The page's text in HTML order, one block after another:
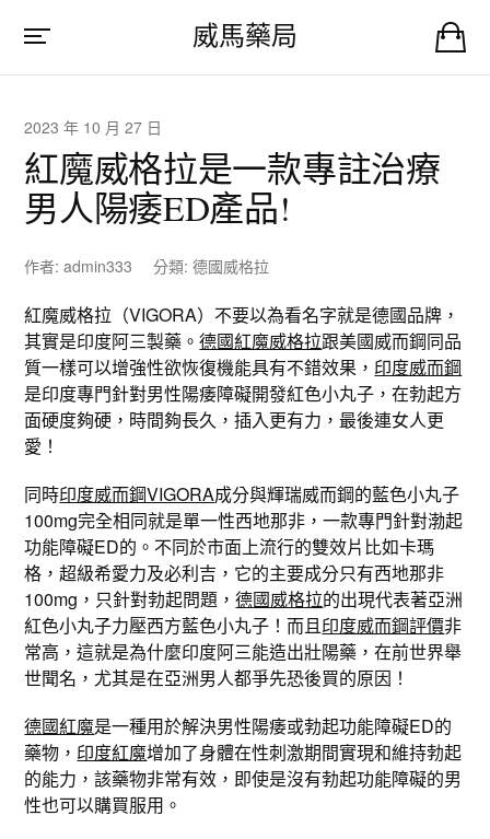
威馬藥局
2023 年 10 月 27 日
紅魔威格拉是一款專註治療
男人陽痿ED產品!
作者:admin333 分類: 德國威格拉
紅魔威格拉（VIGORA）不要以為看名字就是德國品牌，
其實是印度阿三製藥。德國紅魔威格拉跟美國威而鋼同品
質一樣可以增強性欲恢復機能具有不錯效果， 印度威而鋼
是印度專門針對男性陽痿障礙開發紅色小丸子，在勃起方
面硬度夠硬，時間夠長久，插入更有力，最後連女人更
愛！
同時印度威而鋼VIGORA成分與輝瑞威而鋼的藍色小丸子
100mg完全相同就是單一性西地那非，一款專門針對渤起
功能障礙ED的。不同於市面上流行的雙效片比如卡瑪
格，超級希愛力及必利吉，它的主要成分只有西地那非
100mg，只針對勃起問題，德國威格拉的出現代表著亞洲
紅色小丸子力壓西方藍色小丸子！而且印度威而鋼評價非
常高，這就是為什麼印度阿三能造出壯陽藥，在前世界舉
世聞名，尤其是在亞洲男人都爭先恐後買的原因！
德國紅魔是一種用於解決男性陽痿或勃起功能障礙ED的
藥物， 印度紅魔增加了身體在性刺激期間實現和維持勃起
的能力，該藥物非常有效，即使是沒有勃起功能障礙的男
性也可以購買服用。